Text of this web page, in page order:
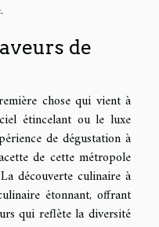
de
chose qui vient à
étincelant ou le luxe
de dégustation à
de cette métropole
découverte culinaire à
étonnant, offrant
qui reflète la diversité